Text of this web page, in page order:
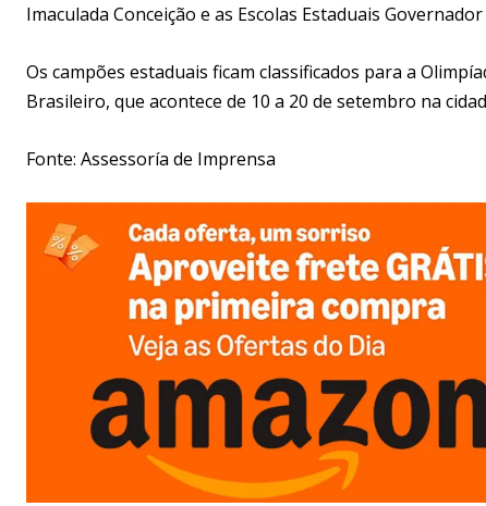
Imaculada Conceição e as Escolas Estaduais
Os campões estaduais ficam classificados para a
Brasileiro, que acontece de 10 a 20 de setembro na
Fonte: Assessoría de Imprensa